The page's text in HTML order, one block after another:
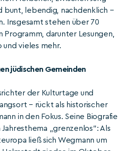
bunt, lebendig, nachdenklich –
Insgesamt stehen über 70
Programm, darunter Lesungen,
und vieles mehr.
jüdischen Gemeinden
der Kulturtage und
– rückt als historischer
in den Fokus. Seine Biografie
„grenzenlos“: Als
ließ sich Wegmann um